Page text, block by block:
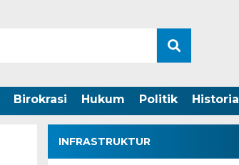
Birokrasi Hukum Politik Historia
INFRASTRUKTUR